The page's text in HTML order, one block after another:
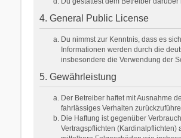
4. General Public License
Du nimmst zur Kenntnis, dass es
Informationen werden durch die
insbesondere die Verwendung der
5. Gewährleistung
Der Betreiber haftet mit Ausnahme
fahrlässiges Verhalten
Die Haftung ist gegenüber
Vertragspflichten (Kardinalpflichten)